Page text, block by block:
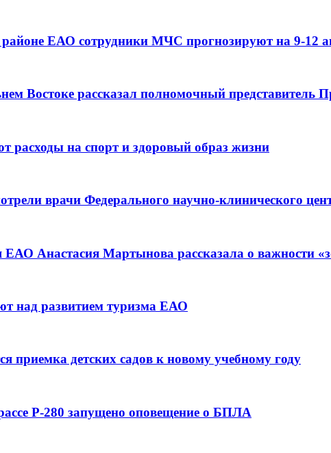
ЕАО сотрудники МЧС прогнозируют на 9-12
Востоке рассказал полномочный представитель
расходы на спорт и здоровый образ жизни
врачи Федерального научно-клинического
ЕАО Анастасия Мартынова рассказала о важности
над развитием туризма ЕАО
приемка детских садов к новому учебному году
Р-280 запущено оповещение о БПЛА